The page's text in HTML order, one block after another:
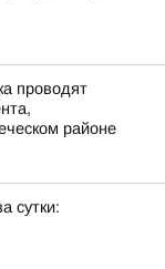
проводят
районе
сутки: